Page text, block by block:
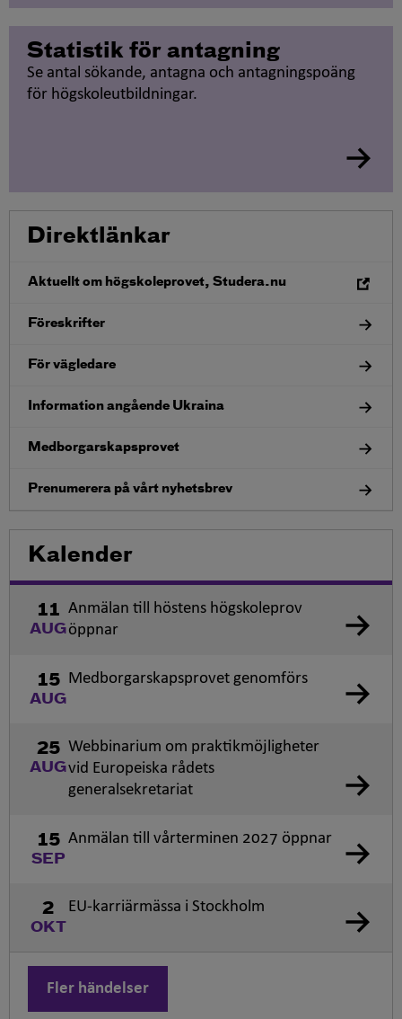
Statistik för antagning
Se antal sökande, antagna och antagningspoäng
för högskoleutbildningar.
Direktlänkar
Aktuellt om högskoleprovet, Studera.nuÖ
Föreskrifter
För vägledare
Information angående Ukraina
Medborgarskapsprovet
Prenumerera på vårt nyhetsbrev
Kalender
11
AUG
Anmälan till höstens högskoleprov
öppnar
15
AUG
Medborgarskapsprovet genomförs
25
AUG
Webbinarium om praktikmöjligheter
vid Europeiska rådets
generalsekretariat
15
SEP
Anmälan till vårterminen 2027 öppnar
2
OKT
EU-karriärmässa i Stockholm
Fler händelser